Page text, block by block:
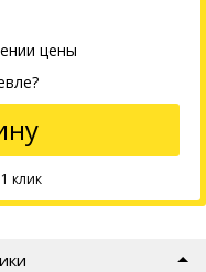
цены
клик